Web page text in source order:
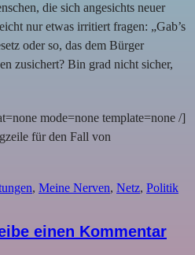
die sich angesichts neuer
nur etwas irritiert fragen: „Gab’s
oder so, das dem Bürger
zusichert? Bin grad nicht sicher,
mode=none template=none /]
für den Fall von
, Meine Nerven, Netz, Politik
einen Kommentar